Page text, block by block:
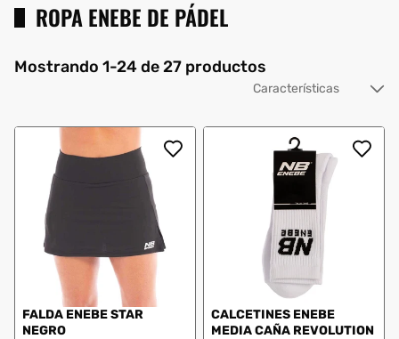
ROPA ENEBE DE PÁDEL
Mostrando 1-24 de 27 productos
FALDA ENEBE STAR
NEGRO
CALCETINES ENEBE
MEDIA CAÑA REVOLUTION